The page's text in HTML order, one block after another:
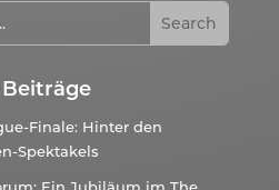
Finale: Hinter den
Spektakels